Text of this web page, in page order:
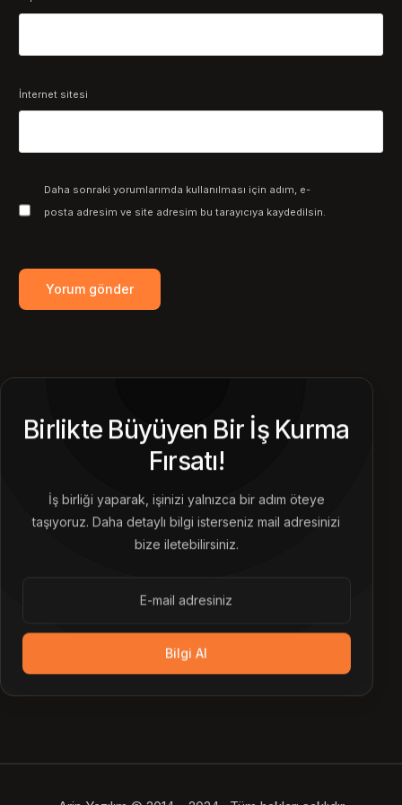
İnternet sitesi
Daha sonraki yorumlarımda kullanılması için adım, e-
posta adresim ve site adresim bu tarayıcıya kaydedilsin.
Birlikte Büyüyen Bir İş Kurma
Fırsatı!
İş birliği yaparak, işinizi yalnızca bir adım öteye
taşıyoruz. Daha detaylı bilgi isterseniz mail adresinizi
bize iletebilirsiniz.
Bilgi Al